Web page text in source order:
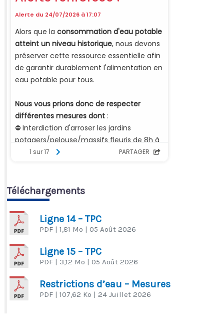
Téléchargements
Ligne 14 – TPC
PDF | 1,81 Mo | 05 Août 2026
Ligne 15 – TPC
PDF | 3,12 Mo | 05 Août 2026
Restrictions d’eau – Mesures
PDF | 107,62 Ko | 24 Juillet 2026